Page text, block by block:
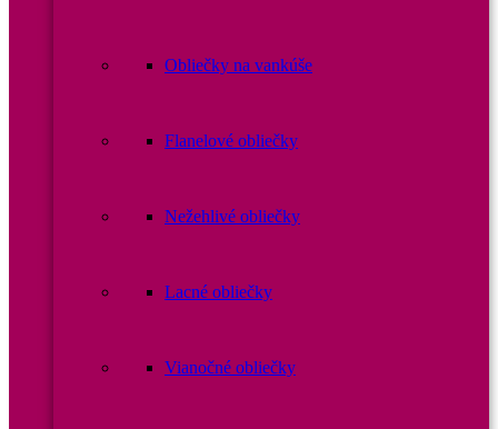
Obliečky na vankúše
Flanelové obliečky
Nežehlivé obliečky
Lacné obliečky
Vianočné obliečky